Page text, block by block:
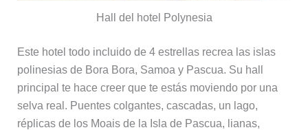
Hall del hotel Polynesia
Este hotel todo incluido de 4 estrellas recrea las islas
polinesias de Bora Bora, Samoa y Pascua. Su hall
principal te hace creer que te estás moviendo por una
selva real. Puentes colgantes, cascadas, un lago,
réplicas de los Moais de la Isla de Pascua, lianas,